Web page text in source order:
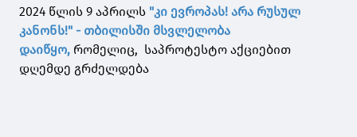
2024 წლის 9 აპრილს "კი ევროპას! არა რუსულ
კანონს!" - თბილისში მსვლელობა
დაიწყო, რომელიც, საპროტესტო აქციებით
დღემდე გრძელდება